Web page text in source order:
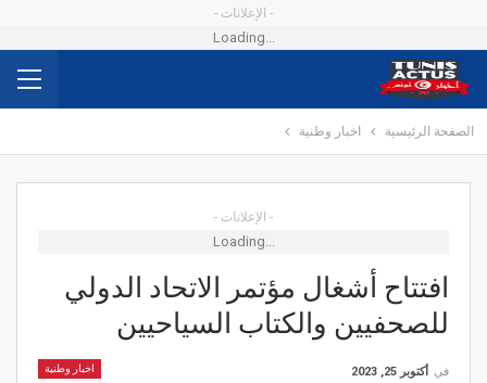
- الإعلانات -
Loading...
الصفحة الرئيسية اخبار وطنية
- الإعلانات -
Loading...
افتتاح أشغال مؤتمر الاتحاد الدولي
للصحفيين والكتاب السياحيين
اخبار وطنية في أكتوبر 25, 2023